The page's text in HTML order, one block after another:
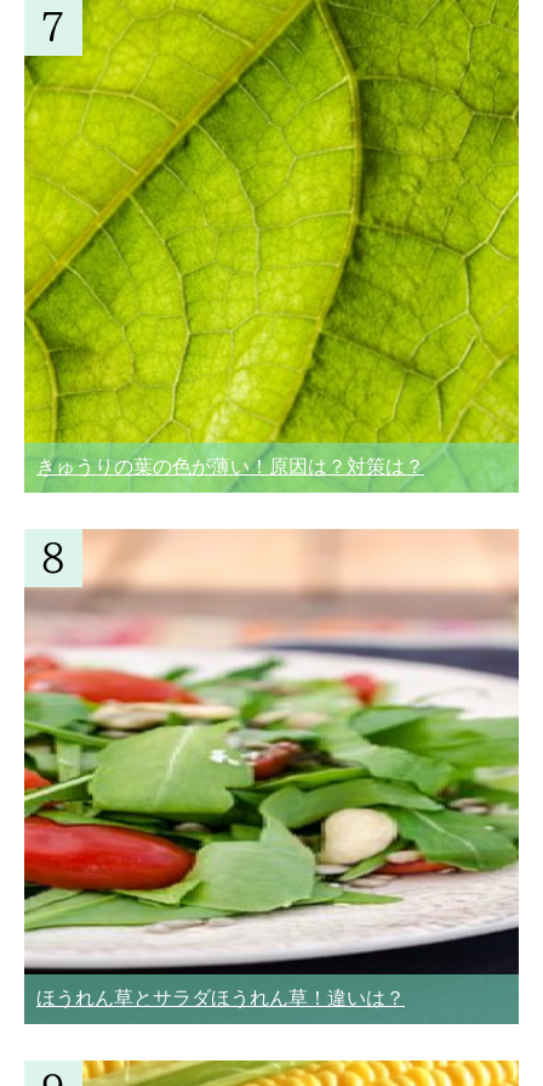
きゅうりの葉の色が薄い！原因は？対策は？
ほうれん草とサラダほうれん草！違いは？